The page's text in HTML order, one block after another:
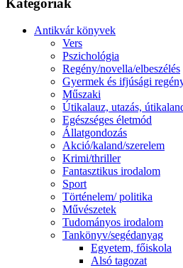
Kategóriák
Antikvár könyvek
Vers
Pszichológia
Regény/novella/elbeszélés
Gyermek és ifjúsági
Műszaki
Útikalauz, utazás,
Egészséges életmód
Állatgondozás
Akció/kaland/szerelem
Krimi/thriller
Fantasztikus irodalom
Sport
Történelem/ politika
Művészetek
Tudományos irodalom
Tankönyv/segédanyag
Egyetem, főiskola
Alsó tagozat